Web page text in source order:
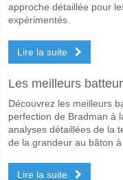
approche détaillée pour
expérimentés.
Lire la suite
Les meilleurs
Découvrez les meilleurs
perfection de Bradman à
analyses détaillées de la
de la grandeur au bâton
Lire la suite